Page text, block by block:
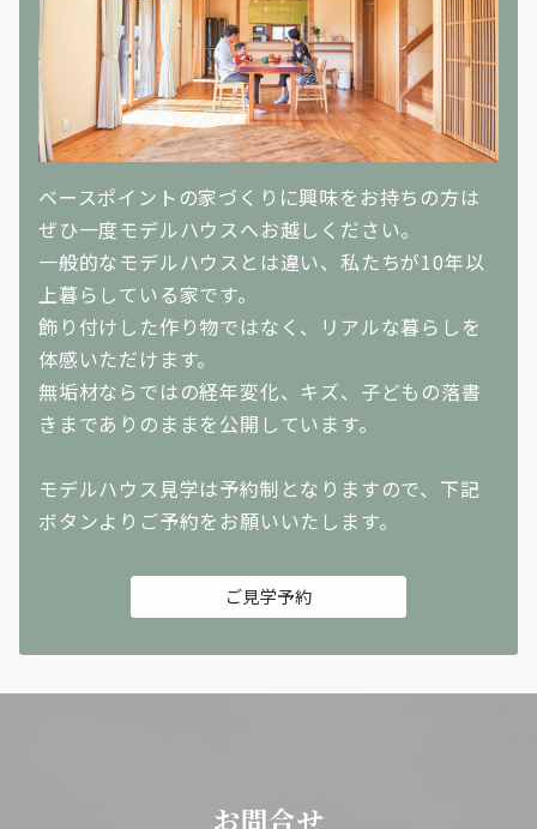
ベースポイントの家づくりに興味をお持ちの方は
ぜひ一度モデルハウスへお越しください。
一般的なモデルハウスとは違い、私たちが10年以
上暮らしている家です。
飾り付けした作り物ではなく、リアルな暮らしを
体感いただけます。
無垢材ならではの経年変化、キズ、子どもの落書
きまでありのままを公開しています。
モデルハウス見学は予約制となりますので、下記
ボタンよりご予約をお願いいたします。
ご見学予約
お問合せ